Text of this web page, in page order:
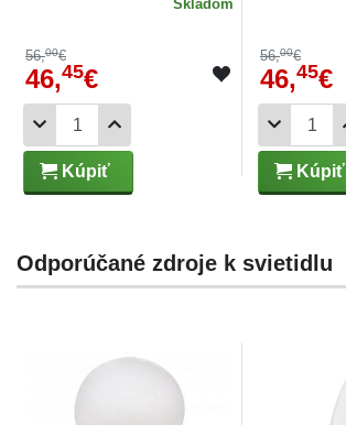
Skladom
56,00€
46,45€
Kúpiť
56,00€
46,45€
Kúpiť
Odporúčané zdroje k svietidlu